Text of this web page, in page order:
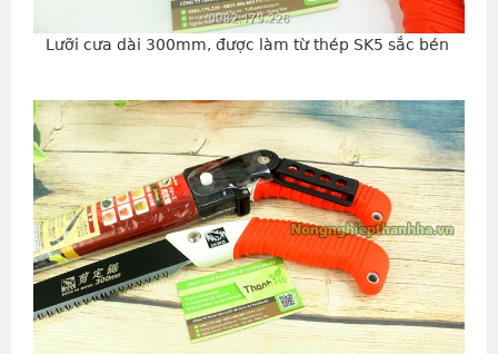
Lưỡi cưa dài 300mm, được làm từ thép SK5 sắc bén